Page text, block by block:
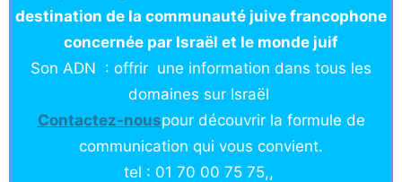
destination de la communauté juive francophone
concernée par Israël et le monde juif
Son ADN : offrir une information dans tous les
domaines sur Israël
Contactez-nouspour découvrir la formule de
communication qui vous convient.
tel : 01 70 00 75 75,,